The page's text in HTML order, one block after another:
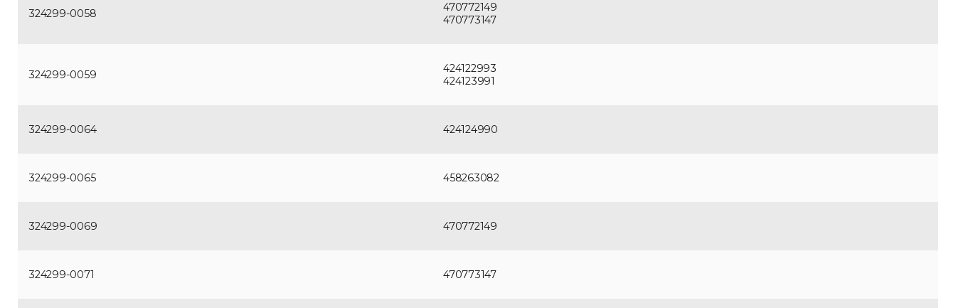
324299-0058
470772149
470773147
324299-0059
424122993
424123991
324299-0064 424124990
324299-0065 458263082
324299-0069 470772149
324299-0071 470773147